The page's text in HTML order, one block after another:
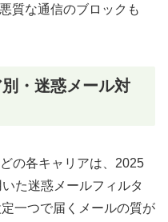
質な通信のブロックも
・迷惑メール対
の各キャリアは、2025
た迷惑メールフィルタ
一つで届くメールの質が